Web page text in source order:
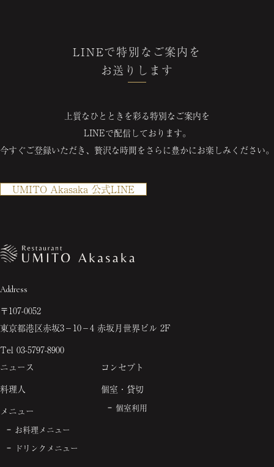
LINEで特別なご案内を
お送りします
上質なひとときを彩る特別なご案内を
LINEで配信しております。
今すぐご登録いただき、贅沢な時間を さらに豊かにお楽しみください。
UMITO Akasaka 公式LINE
Address
〒107-0052
東京都港区赤坂3−10−4 赤坂月世界ビル 2F
Tel 03-5797-8900
ニュース
料理人
メニュー
お料理メニュー
ドリンクメニュー
コンセプト
個室・貸切
個室利用